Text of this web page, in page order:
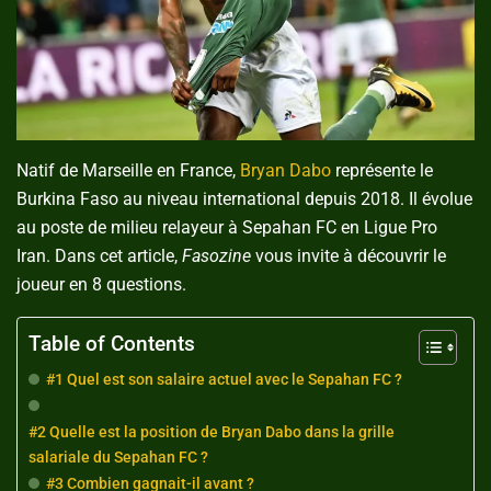
Natif de Marseille en France, Bryan Dabo représente le
Burkina Faso au niveau international depuis 2018. Il évolue
au poste de milieu relayeur à Sepahan FC en Ligue Pro
Iran. Dans cet article, Fasozine vous invite à découvrir le
joueur en 8 questions.
Table of Contents
#1 Quel est son salaire actuel avec le Sepahan FC ?
#2 Quelle est la position de Bryan Dabo dans la grille
salariale du Sepahan FC ?
#3 Combien gagnait-il avant ?